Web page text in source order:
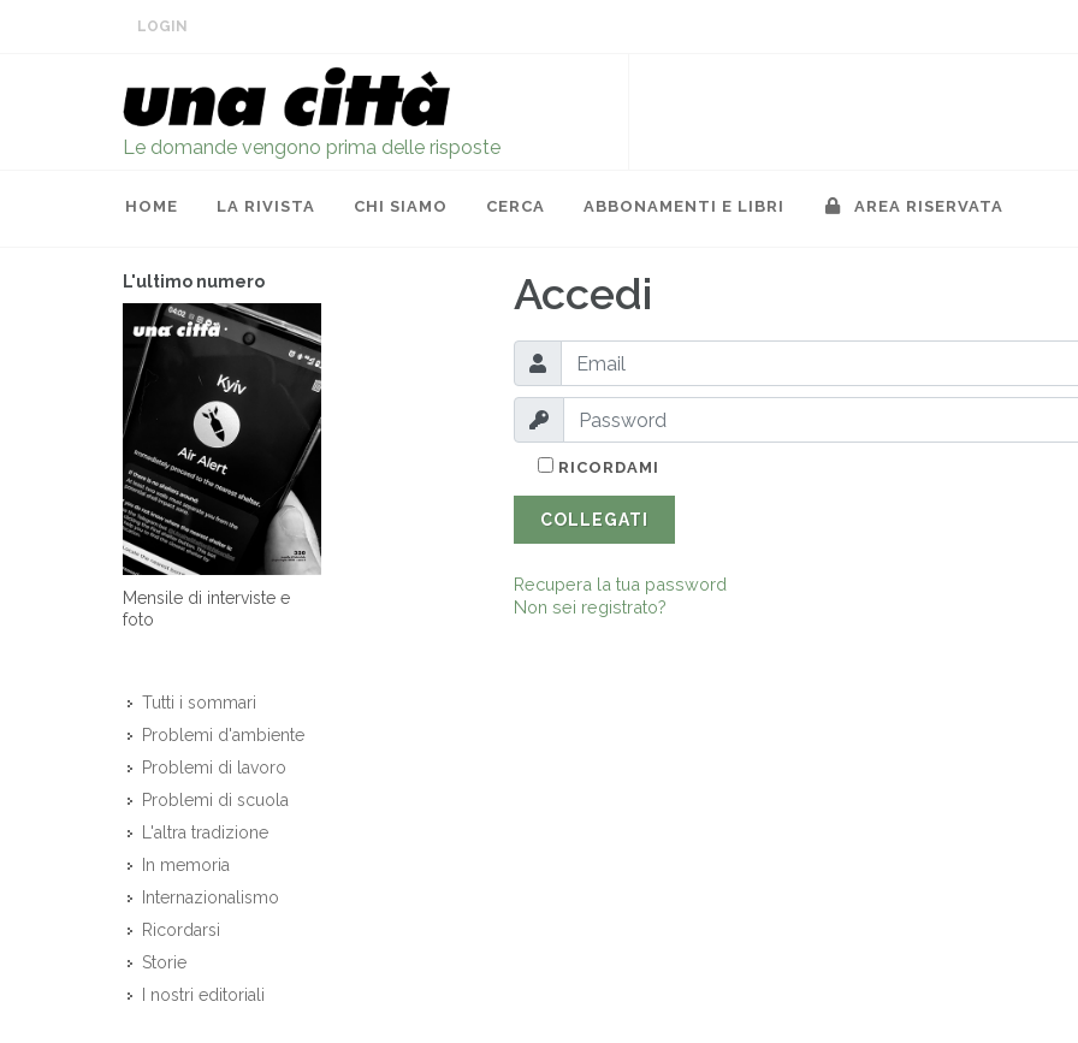
LOGIN
Le domande vengono prima delle risposte
HOME LA RIVISTA CHI SIAMO CERCA ABBONAMENTI E LIBRI AREA RISERVATA
L'ultimo numero
Mensile di interviste e
foto
Tutti i sommari
Problemi d'ambiente
Problemi di lavoro
Problemi di scuola
L'altra tradizione
In memoria
Internazionalismo
Ricordarsi
Storie
I nostri editoriali
Accedi
RICORDAMI
COLLEGATI
Recupera la tua password
Non sei registrato?